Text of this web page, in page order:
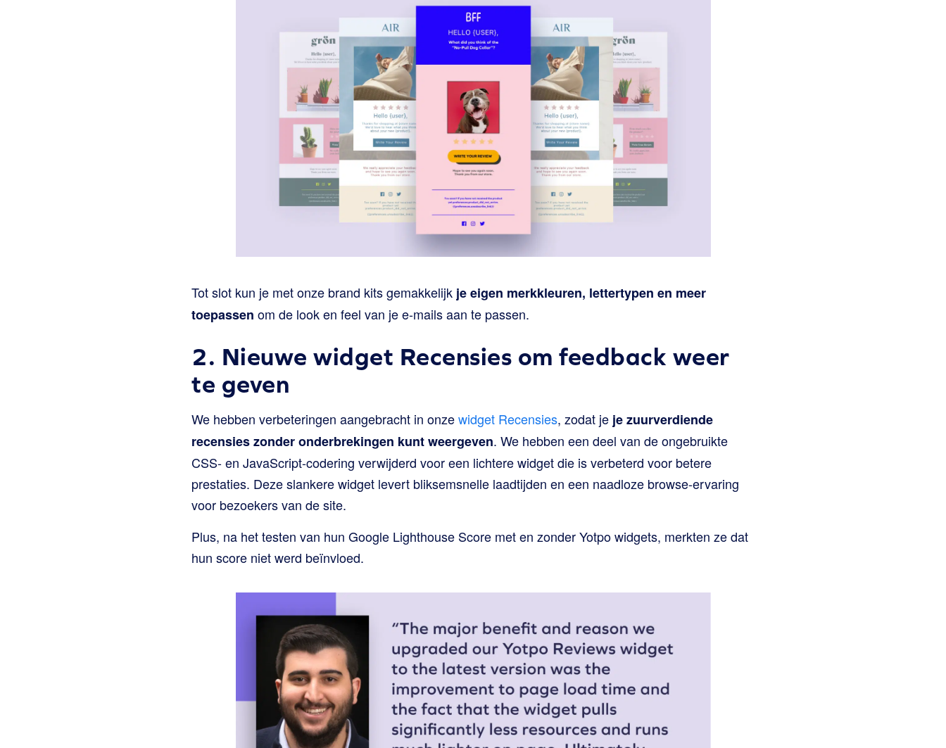
Tot slot kun je met onze brand kits gemakkelijk je eigen merkkleuren, lettertypen en meer
toepassen om de look en feel van je e-mails aan te passen.
2. Nieuwe widget Recensies om feedback weer
te geven
We hebben verbeteringen aangebracht in onzewidget Recensies, zodat je je zuurverdiende
recensies zonder onderbrekingen kunt weergeven. We hebben een deel van de ongebruikte
CSS- en JavaScript-codering verwijderd voor een lichtere widget die is verbeterd voor betere
prestaties. Deze slankere widget levert bliksemsnelle laadtijden en een naadloze browse-ervaring
voor bezoekers van de site.
Plus, na het testen van hun Google Lighthouse Score met en zonder Yotpo widgets, merkten ze dat
hun score niet werd beïnvloed.